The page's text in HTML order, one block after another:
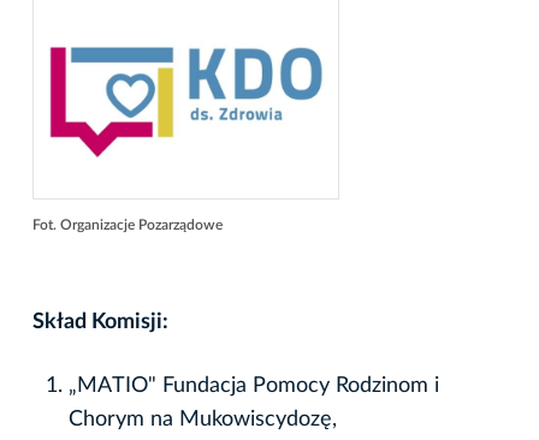
Fot. Organizacje Pozarządowe
Skład Komisji:
„MATIO" Fundacja Pomocy Rodzinom i
Chorym na Mukowiscydozę,